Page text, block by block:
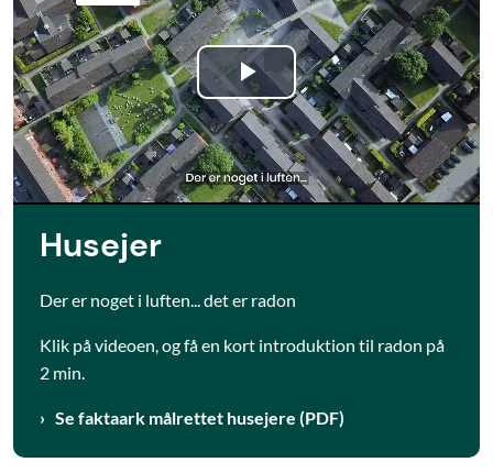
Play
Video
Husejer
Der er noget i luften... det er radon
Klik på videoen, og få en kort introduktion til radon på
2 min.
Se faktaark målrettet husejere (PDF)